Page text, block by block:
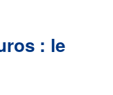
: le